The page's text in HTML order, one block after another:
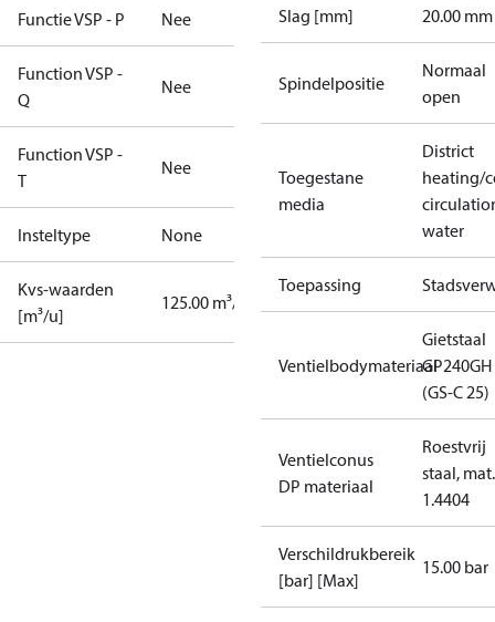
Functie VSP - P Nee
Function VSP -
Q
Nee
Function VSP -
T
Nee
Insteltype None
Kvs-waarden
[m³/u]
125.00 m³/h
Slag [mm] 20.00 mm
Spindelpositie
Normaal
open
Toegestane
media
District
heating/
water
Toepassing
Ventielbodymateriaal
Gietstaal
GP240GH
(GS-C 25)
Ventielconus
DP materiaal
Roestvrij
staal,
1.4404
Verschildrukbereik
[bar] [Max]
15.00 bar